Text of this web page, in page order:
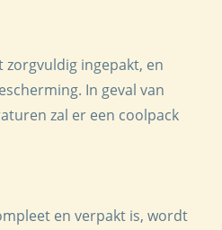
ingepakt, en
In geval van
zal er een coolpack
en verpakt is, wordt